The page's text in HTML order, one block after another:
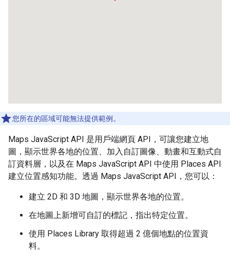
您所在的區域可能無法提供範例。
Maps JavaScript API 是用戶端網頁 API，可讓您建立地
圖，顯示世界各地的位置、加入自訂圖像、動畫和互動式自
訂資料層，以及在 Maps JavaScript API 中使用 Places API
建立位置感知功能。透過 Maps JavaScript API，您可以：
建立 2D 和 3D 地圖，顯示世界各地的位置。
在地圖上新增可自訂的標記，指出特定位置。
使用 Places Library 取得超過 2 億個地點的位置資
料。